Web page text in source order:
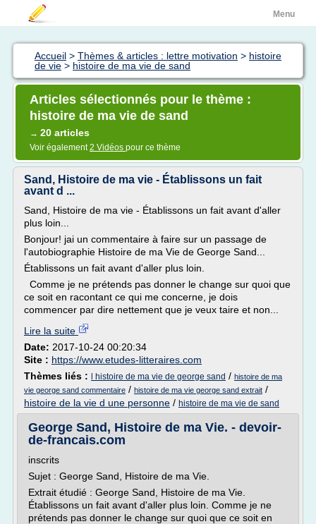
Menu
Accueil > Thèmes & articles : lettre motivation > histoire
de vie > histoire de ma vie de sand
Articles sélectionnés pour le thème :
histoire de ma vie de sand
→ 20 articles
Voir également2 Vidéos pour ce thème
Sand, Histoire de ma vie - Établissons un fait
avant d ...
Sand, Histoire de ma vie - Établissons un fait avant d'aller
plus loin...
Bonjour! jai un commentaire à faire sur un passage de
l'autobiographie Histoire de ma Vie de George Sand...
Établissons un fait avant d'aller plus loin.
Comme je ne prétends pas donner le change sur quoi que
ce soit en racontant ce qui me concerne, je dois
commencer par dire nettement que je veux taire et non...
Lire la suite
Date: 2017-10-24 00:20:34
Site : https://www.etudes-litteraires.com
Thèmes liés :
l histoire de ma vie de george sand / histoire de ma
vie george sand commentaire / histoire de ma vie george sand extrait /
histoire de la vie d une personne / histoire de ma vie de sand
George Sand, Histoire de ma Vie. - devoir-
de-francais.com
inscrits
Sujet : George Sand, Histoire de ma Vie.
Extrait étudié : George Sand, Histoire de ma Vie.
Établissons un fait avant d'aller plus loin. Comme je ne
prétends pas donner le change sur quoi que ce soit en